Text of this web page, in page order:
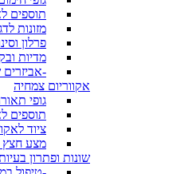
תוספים
מזונות
פרלון
מדיות
-אביזרים
אקווריום צמחיה
גופי
תוספים
ציוד
מצע חצץ
שונות ופתרון